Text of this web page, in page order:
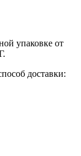
упаковке от
доставки: